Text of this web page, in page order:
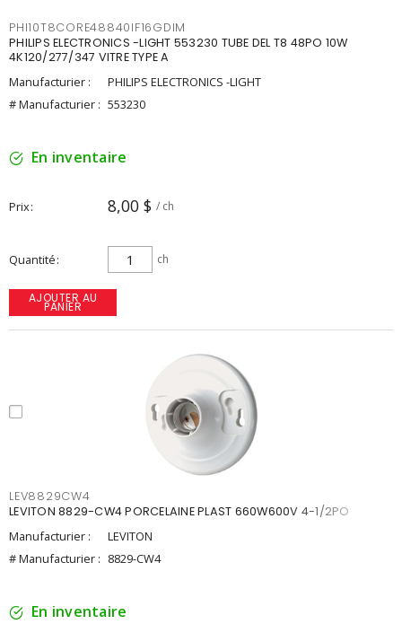
PHI10T8CORE48840IF16GDIM
PHILIPS ELECTRONICS -LIGHT 553230 TUBE DEL T8 48PO 10W
4K120/277/347 VITRE TYPE A
Manufacturier :
PHILIPS ELECTRONICS -LIGHT
# Manufacturier : 553230
En inventaire
Prix 8,00 $ / ch
Quantité ch
AJOUTER AU
PANIER
LEV8829CW4
LEVITON 8829-CW4 PORCELAINE PLAST 660W600V 4-1/2PO
Manufacturier :
LEVITON
# Manufacturier : 8829-CW4
En inventaire